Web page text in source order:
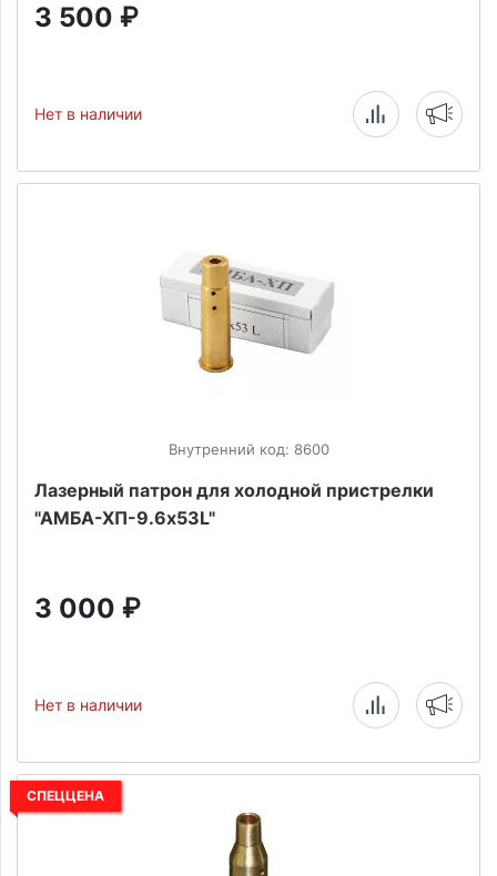
3 500 ₽
Нет в наличии
Внутренний код: 8600
Лазерный патрон для холодной пристрелки
"АМБА-ХП-9.6х53L"
3 000 ₽
Нет в наличии
СПЕЦЦЕНА